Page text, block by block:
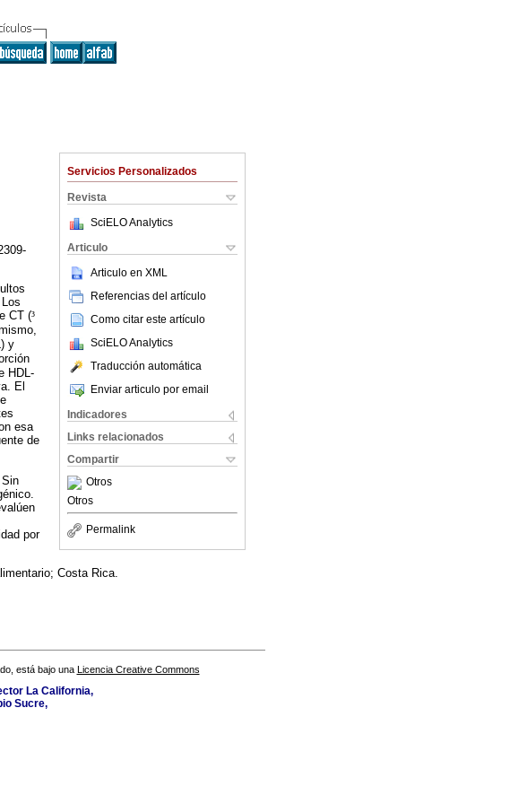
Servicios Personalizados
Revista
SciELO Analytics
Articulo
Articulo en XML
Referencias del artículo
Como citar este artículo
SciELO Analytics
Traducción automática
Enviar articulo por email
Indicadores
Links relacionados
Compartir
Otros
Otros
Permalink
CT (³
y
HDL-
El
esa
de
por
Costa Rica.
está bajo una Licencia Creative Commons
La California,
Sucre,